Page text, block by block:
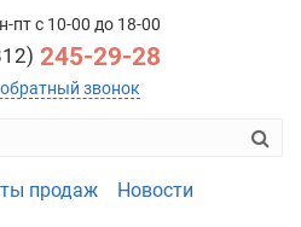
пт с 10-00 до 18-00
245-29-28
звонок
продаж
Новости